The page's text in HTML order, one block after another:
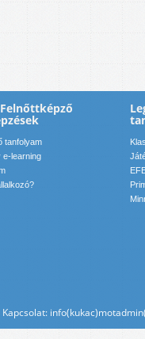
tanfolyam
e-learning